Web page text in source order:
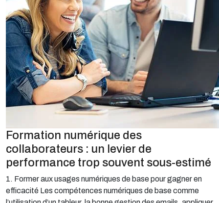
Formation numérique des
collaborateurs : un levier de
performance trop souvent sous-estimé
1. Former aux usages numériques de base pour gagner en
efficacité Les compétences numériques de base comme
l’utilisation d’un tableur, la bonne gestion des emails, appliquer
une navigation sé...